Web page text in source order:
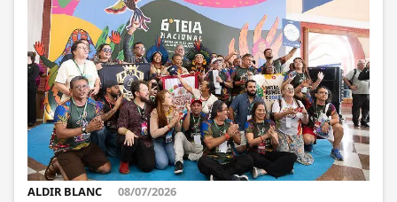
ALDIR BLANC 08/07/2026